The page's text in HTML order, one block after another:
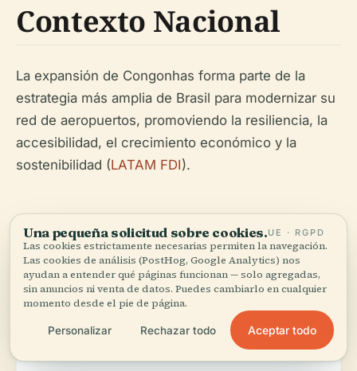
Contexto Nacional
La expansión de Congonhas forma parte de la
estrategia más amplia de Brasil para modernizar su
red de aeropuertos, promoviendo la resiliencia, la
accesibilidad, el crecimiento económico y la
sostenibilidad (LATAM FDI).
Mejoras Recientes y
en Curso
Bajo la gestión de Aena desde agosto de 2023:
Una pequeña solicitud sobre cookies.UE · RGPD
Las cookies estrictamente necesarias permiten la navegación.
Las cookies de análisis (PostHog, Google Analytics) nos
ayudan a entender qué páginas funcionan — solo agregadas,
sin anuncios ni venta de datos. Puedes cambiarlo en cualquier
momento desde el pie de página.
Personalizar Rechazar todo Aceptar todo